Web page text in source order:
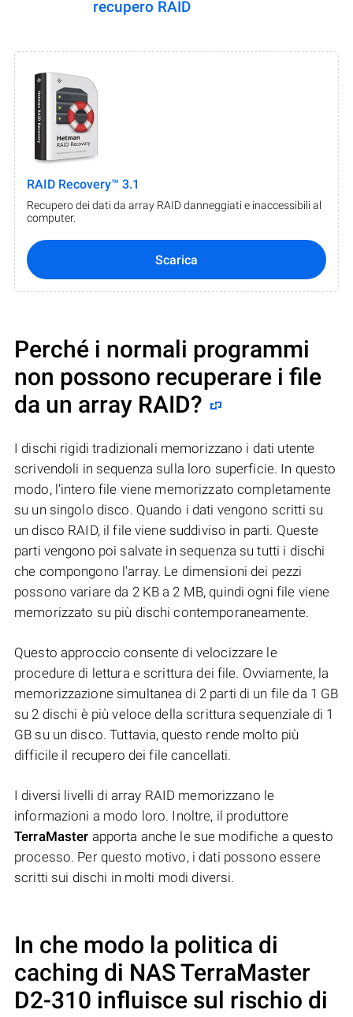
recupero RAID
RAID Recovery™ 3.1
Recupero dei dati da array RAID danneggiati e inaccessibili al
computer.
Scarica
Perché i normali programmi
non possono recuperare i file
da un array RAID?
I dischi rigidi tradizionali memorizzano i dati utente
scrivendoli in sequenza sulla loro superficie. In questo
modo, l'intero file viene memorizzato completamente
su un singolo disco. Quando i dati vengono scritti su
un disco RAID, il file viene suddiviso in parti. Queste
parti vengono poi salvate in sequenza su tutti i dischi
che compongono l'array. Le dimensioni dei pezzi
possono variare da 2 KB a 2 MB, quindi ogni file viene
memorizzato su più dischi contemporaneamente.
Questo approccio consente di velocizzare le
procedure di lettura e scrittura dei file. Ovviamente, la
memorizzazione simultanea di 2 parti di un file da 1 GB
su 2 dischi è più veloce della scrittura sequenziale di 1
GB su un disco. Tuttavia, questo rende molto più
difficile il recupero dei file cancellati.
I diversi livelli di array RAID memorizzano le
informazioni a modo loro. Inoltre, il produttore
TerraMaster apporta anche le sue modifiche a questo
processo. Per questo motivo, i dati possono essere
scritti sui dischi in molti modi diversi.
In che modo la politica di
caching di NAS TerraMaster
D2-310 influisce sul rischio di